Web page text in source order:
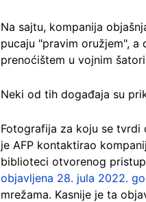
Na sajtu, kompanija
pucaju "pravim oružjem",
prenoćištem u vojnim
Neki od tih događaja su
Fotografija za koju se tvrdi
je AFP kontaktirao
biblioteci otvorenog
objavljena 28. jula 2022.
mrežama. Kasnije je ta